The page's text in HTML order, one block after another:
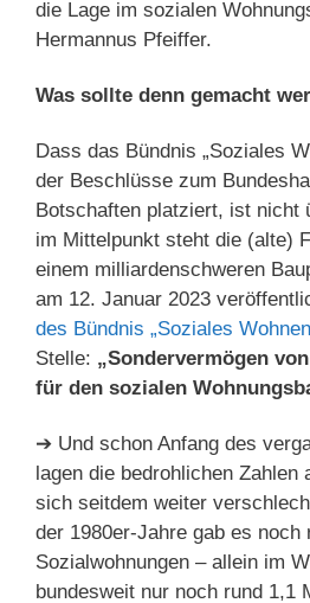
die Lage im sozialen
Hermannus Pfeiffer.
Was sollte denn gemacht
Dass das Bündnis „Soziales
der Beschlüsse zum
Botschaften platziert, ist nicht
im Mittelpunkt steht die (alte)
einem milliardenschweren
am 12. Januar 2023
des Bündnis „Soziales
Stelle: „Sondervermögen
für den sozialen
➔ Und schon Anfang des
lagen die bedrohlichen Zahlen
sich seitdem weiter
der 1980er-Jahre gab es noch
Sozialwohnungen – allein im
bundesweit nur noch rund 1,1